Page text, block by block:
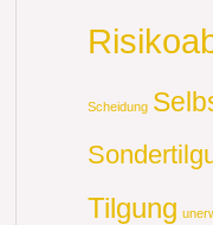
Scheidung
Tilgung